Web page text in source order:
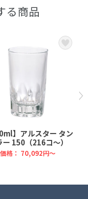
る商品
】アルスター タン
ー 150（216コ～）
価格： 70,092円～